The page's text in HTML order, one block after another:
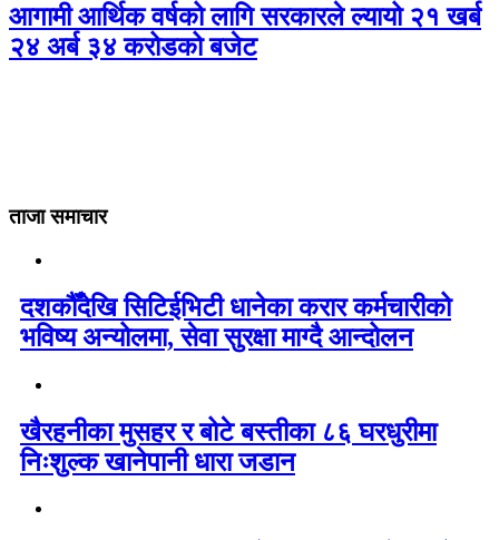
आगामी आर्थिक वर्षको लागि सरकारले ल्यायो २१ खर्ब
२४ अर्ब ३४ करोडको बजेट
ताजा समाचार
दशकौँदेखि सिटिईभिटी धानेका करार कर्मचारीको
भविष्य अन्योलमा, सेवा सुरक्षा माग्दै आन्दोलन
खैरहनीका मुसहर र बोटे बस्तीका ८६ घरधुरीमा
निःशुल्क खानेपानी धारा जडान